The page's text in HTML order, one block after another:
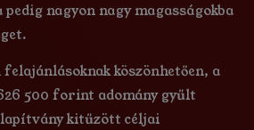
nagyon nagy magasságokba
köszönhetően, a
500 forint adomány gyűlt
kitűzött céljai